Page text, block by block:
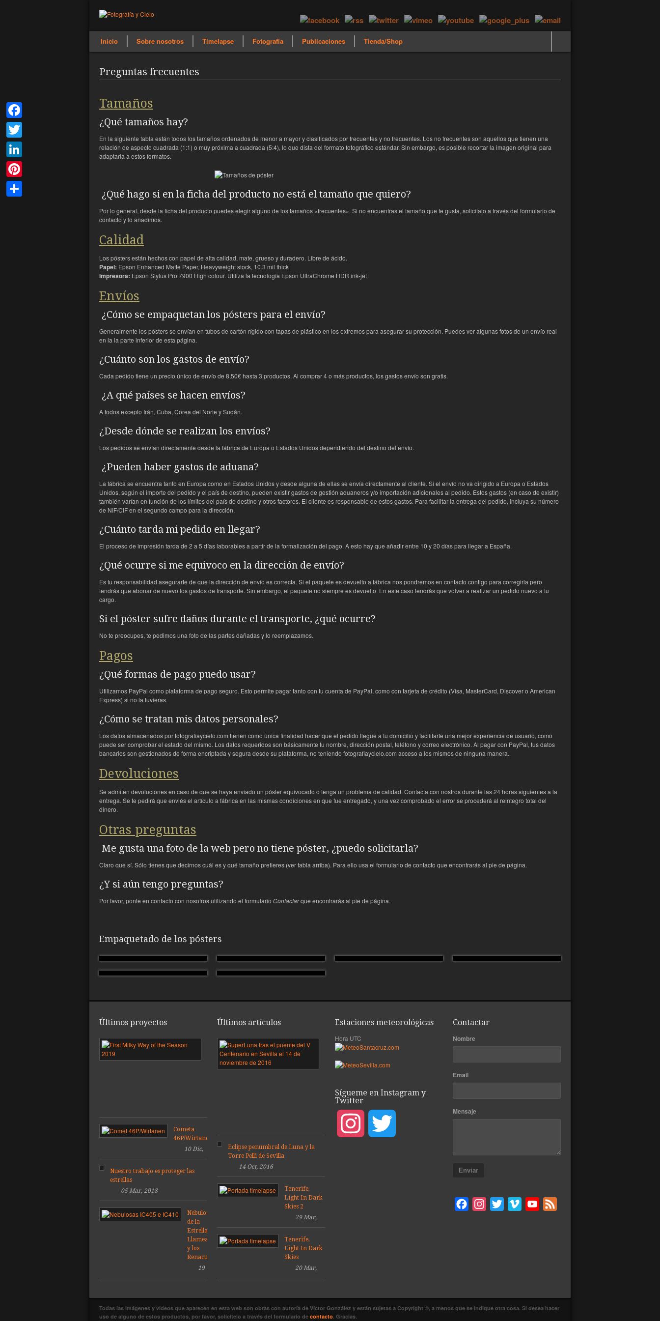
Inicio Sobre nosotros Timelapse Fotografía Publicaciones Tienda/Shop
Preguntas frecuentes
Tamaños
¿Qué tamaños hay?
En la siguiente tabla están todos los tamaños ordenados de menor a mayor y clasificados por frecuentes y no frecuentes. Los no frecuentes son aquellos que tienen una
relación de aspecto cuadrada (1:1) o muy próxima a cuadrada (5:4), lo que dista del formato fotográfico estándar. Sin embargo, es posible recortar la imagen original para
adaptarla a estos formatos.
¿Qué hago si en la ficha del producto no está el tamaño que quiero?
Por lo general, desde la ficha del producto puedes elegir alguno de los tamaños «frecuentes». Si no encuentras el tamaño que te gusta, solicítalo a través del formulario de
contacto y lo añadimos.
Calidad
Los pósters están hechos con papel de alta calidad, mate, grueso y duradero. Libre de ácido.
Papel: Epson Enhanced Matte Paper, Heavyweight stock, 10.3 mil thick
Impresora: Epson Stylus Pro 7900 High colour. Utiliza la tecnología Epson UltraChrome HDR ink-jet
Envíos
¿Cómo se empaquetan los pósters para el envío?
Generalmente los pósters se envían en tubos de cartón rígido con tapas de plástico en los extremos para asegurar su protección. Puedes ver algunas fotos de un envío real
en la la parte inferior de esta página.
¿Cuánto son los gastos de envío?
Cada pedido tiene un precio único de envío de 8,50€ hasta 3 productos. Al comprar 4 o más productos, los gastos envío son gratis.
¿A qué países se hacen envíos?
A todos excepto Irán, Cuba, Corea del Norte y Sudán.
¿Desde dónde se realizan los envíos?
Los pedidos se envían directamente desde la fábrica de Europa o Estados Unidos dependiendo del destino del envío.
¿Pueden haber gastos de aduana?
La fábrica se encuentra tanto en Europa como en Estados Unidos y desde alguna de ellas se envía directamente al cliente. Si el envío no va dirigido a Europa o Estados
Unidos, según el importe del pedido y el país de destino, pueden existir gastos de gestión aduaneros y/o importación adicionales al pedido. Estos gastos (en caso de existir)
también varían en función de los límites del país de destino y otros factores. El cliente es responsable de estos gastos. Para facilitar la entrega del pedido, incluya su número
de NIF/CIF en el segundo campo para la dirección.
¿Cuánto tarda mi pedido en llegar?
El proceso de impresión tarda de 2 a 5 días laborables a partir de la formalización del pago. A esto hay que añadir entre 10 y 20 días para llegar a España.
¿Qué ocurre si me equivoco en la dirección de envío?
Es tu responsabilidad asegurarte de que la dirección de envío es correcta. Si el paquete es devuelto a fábrica nos pondremos en contacto contigo para corregirla pero
tendrás que abonar de nuevo los gastos de transporte. Sin embargo, el paquete no siempre es devuelto. En este caso tendrás que volver a realizar un pedido nuevo a tu
cargo.
Si el póster sufre daños durante el transporte, ¿qué ocurre?
No te preocupes, te pedimos una foto de las partes dañadas y lo reemplazamos.
Pagos
¿Qué formas de pago puedo usar?
Utilizamos PayPal como plataforma de pago seguro. Esto permite pagar tanto con tu cuenta de PayPal, como con tarjeta de crédito (Visa, MasterCard, Discover o American
Express) si no la tuvieras.
¿Cómo se tratan mis datos personales?
Los datos almacenados por fotografiaycielo.com tienen como única finalidad hacer que el pedido llegue a tu domicilio y facilitarte una mejor experiencia de usuario, como
puede ser comprobar el estado del mismo. Los datos requeridos son básicamente tu nombre, dirección postal, teléfono y correo electrónico. Al pagar con PayPal, tus datos
bancarios son gestionados de forma encriptada y segura desde su plataforma, no teniendo fotografiaycielo.com acceso a los mismos de ninguna manera.
Devoluciones
Se admiten devoluciones en caso de que se haya enviado un póster equivocado o tenga un problema de calidad. Contacta con nostros durante las 24 horas siguientes a la
entrega. Se te pedirá que enviés el artículo a fábrica en las mismas condiciones en que fue entregado, y una vez comprobado el error se procederá al reintegro total del
dinero.
Otras preguntas
Me gusta una foto de la web pero no tiene póster, ¿puedo solicitarla?
Claro que sí. Sólo tienes que decirnos cuál es y qué tamaño prefieres (ver tabla arriba). Para ello usa el formulario de contacto que encontrarás al pie de página.
¿Y si aún tengo preguntas?
Por favor, ponte en contacto con nosotros utilizando el formulario Contactarque encontrarás al pie de página.
Empaquetado de los pósters
Últimos proyectos
Primera
Láctea
Cometa
46P/Wirtanen
10 Dic,
2018
Nuestro trabajo es proteger las
estrellas
05 Mar, 2018
Nebulosas
de la
Estrella
Llameante
y los
Renacuajos
19
Feb,
Últimos artículos
SuperLuna
sobre
puente
Centenario,
Sevilla
2016
Dic,
Eclipse penumbral de Luna y la
Torre Pelli de Sevilla
14 Oct, 2016
Tenerife,
Light In Dark
Skies 2
29 Mar,
2014
Tenerife,
Light In Dark
Skies
20 Mar,
2014
Estaciones meteorológicas
Hora UTC
Sígueme en Instagram y
Twitter
Instagram
Contactar
Nombre
Email
Mensaje
Enviar
FacebookInstagram
Twitter Vimeo YouTube
Todas las imágenes y videos que aparecen en esta web son obras con autoría de Víctor González y están sujetas a Copyright ©, a menos que se indique otra cosa. Si desea hacer
uso de alguno de estos productos, por favor, solicítelo a través del formulario de contacto. Gracias.
Facebook
Twitter
LinkedIn
Pinterest